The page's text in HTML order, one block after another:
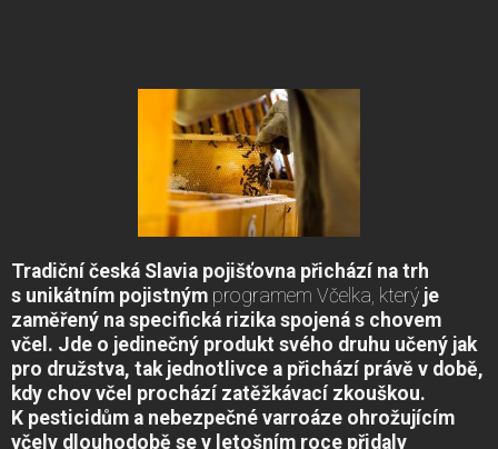
Tradiční česká Slavia pojišťovna přichází na trh
s unikátním pojistným programem Včelka, který je
zaměřený na specifická rizika spojená s chovem
včel. Jde o jedinečný produkt svého druhu učený jak
pro družstva, tak jednotlivce a přichází právě v době,
kdy chov včel prochází zatěžkávací zkouškou.
K pesticidům a nebezpečné varroáze ohrožujícím
včely dlouhodobě se v letošním roce přidaly